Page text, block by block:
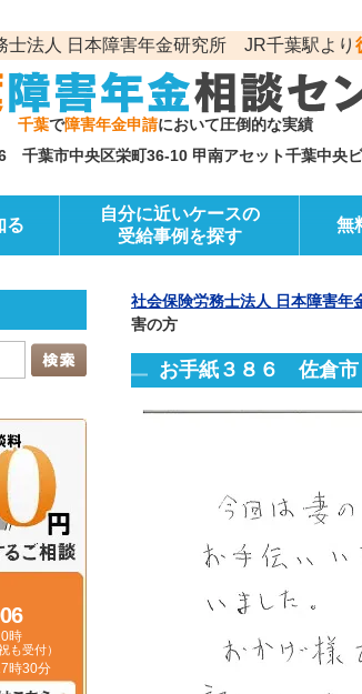
士法人 日本障害年金研究所 JR千葉駅より
千葉で障害年金申請において圧倒的な実績
千葉市中央区栄町36-10 甲南アセット千葉中央
る
自分に近いケースの
受給事例を探す
無
社会保険労務士法人 日本障害年
害の方
お手紙３８６ 佐倉市
時
も受付）
時30分